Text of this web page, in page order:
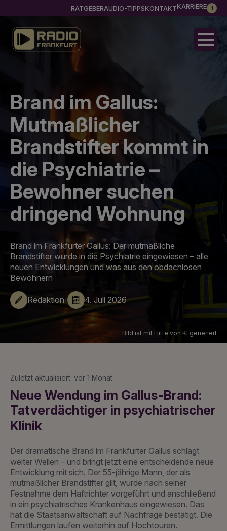
RATGEBERAUDIO-TIPPSKONTAKTKARRIERE 1
Brand im Gallus:
Mutmaßlicher
Brandstifter kommt in
die Psychiatrie –
Bewohner suchen
dringend Wohnung
Brand im Frankfurter Gallus: Der mutmaßliche
Brandstifter wurde in die Psychiatrie eingewiesen – alle
neuen Entwicklungen und was aus den obdachlosen
Bewohnern
Redaktion· 4. Juli 2026
Bild ist mit Hilfe von KI generiert
Zuletzt aktualisiert: vor 1 Monat
Neue Wendung im Gallus-Brand:
Tatverdächtiger in psychiatrischer
Klinik
Der dramatische Brand im Frankfurter Gallus schlägt
weiter Wellen – und bringt jetzt eine entscheidende neue
Entwicklung mit sich. Der 55-jährige Mann, der als
mutmaßlicher Brandstifter gilt, wurde nach seiner
Festnahme dem Haftrichter vorgeführt und anschließend
in ein psychiatrisches Krankenhaus eingewiesen. Das
hat die Staatsanwaltschaft auf Nachfrage bestätigt. Die
Ermittlungen laufen weiterhin auf Hochtouren.